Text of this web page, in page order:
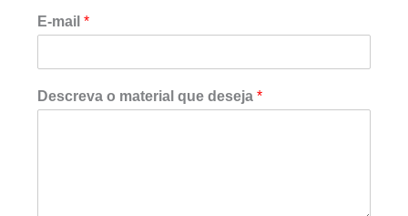
E
-
a
l
E-mail *
Descreva o material que deseja *